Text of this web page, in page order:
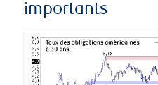
importants